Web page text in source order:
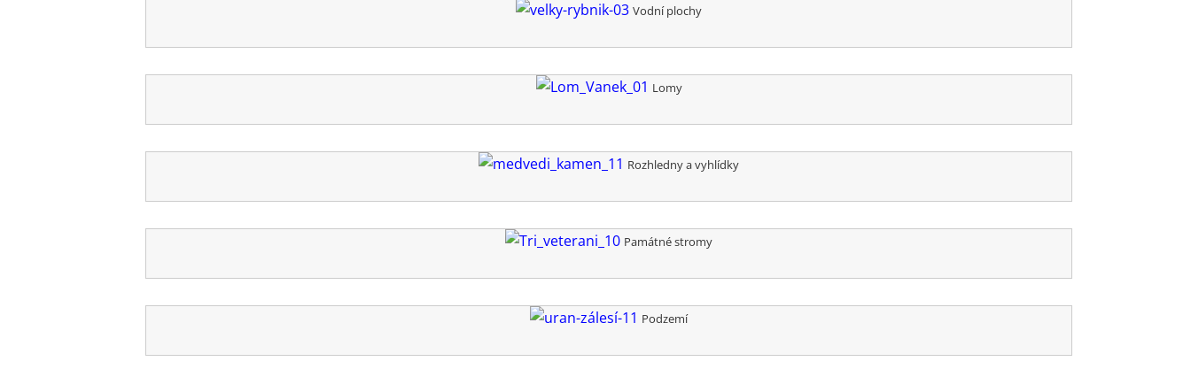
Vodní plochy
Lomy
Rozhledny a vyhlídky
Památné stromy
Podzemí